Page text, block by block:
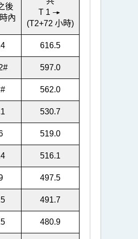
後
內
T 1
(T2+72 小時)
616.5
# 597.0
# 562.0
530.7
519.0
516.1
497.5
491.7
480.9